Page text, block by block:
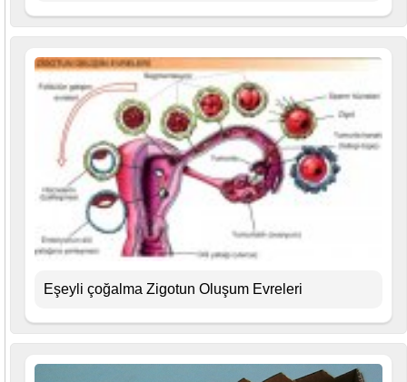
Eşeyli çoğalma Zigotun Oluşum Evreleri